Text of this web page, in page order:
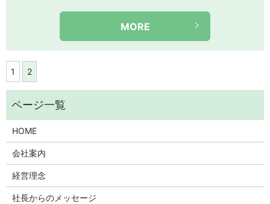
MORE
1 2
HOME
会社案内
経営理念
社長からのメッセージ